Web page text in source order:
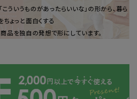
ういうものがあったらいいな」の形から、暮ら
ちょっと面白くする
品を独自の発想で形にしています。